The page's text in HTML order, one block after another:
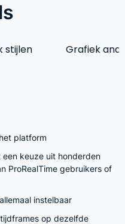
stijlen Grafiek
platform
keuze uit honderden
ProRealTime gebruikers of
instelbaar
op dezelfde